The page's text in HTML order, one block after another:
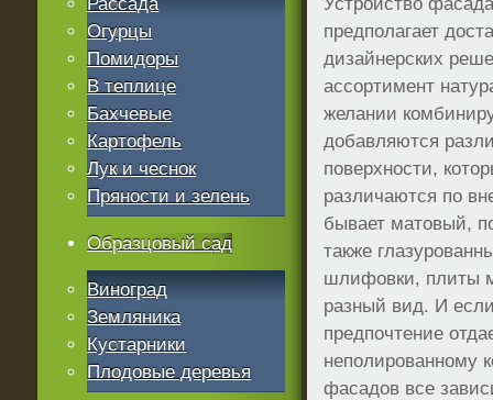
предполагает
дизайнерских
ассортимент
желании
добавляются
поверхности,
различаются по
бывает матовый,
также
шлифовки, плиты
разный вид. И
предпочтение
неполированному
фасадов все
Огурцы
Помидоры
В теплице
Бахчевые
Картофель
Лук и чеснок
Пряности и зелень
Образцовый сад
Виноград
Земляника
Кустарники
Плодовые деревья